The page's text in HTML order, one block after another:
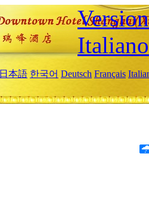
Italiano
日本語 한국어 Deutsch Français